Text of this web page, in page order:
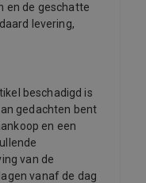
en de geschatte
levering,
beschadigd is
gedachten bent
en een
van de
vanaf de dag